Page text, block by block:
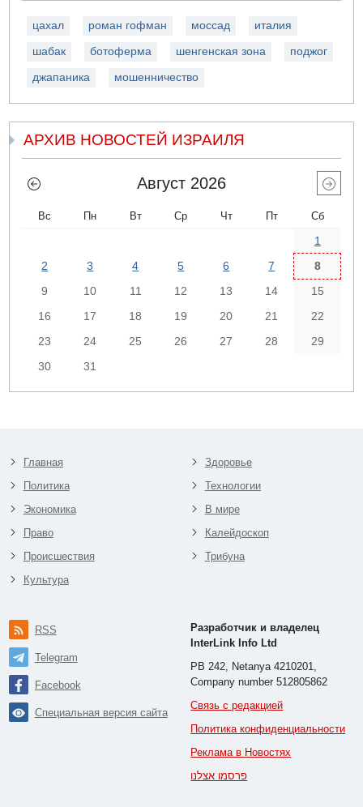
цахал роман гофман моссад италия
шабак ботоферма шенгенская зона поджог
джапаника мошенничество
АРХИВ НОВОСТЕЙ ИЗРАИЛЯ
Август 2026
Вс Пн Вт Ср Чт Пт Сб
1
2
3 4 5 6 7
8
9
10 11 12 13 14
15
16
17 18 19 20 21
22
23
24 25 26 27 28
29
30
31
Главная
Политика
Экономика
Право
Происшествия
Культура
Здоровье
Технологии
В мире
Калейдоскоп
Трибуна
RSS
Telegram
Facebook
Специальная версия сайта
Разработчик и владелец
InterLink Info Ltd
PB 242, Netanya 4210201,
Company number 512805862
Связь с редакцией
Политика конфиденциальности
Реклама в Новостях
פרסמו אצלנו